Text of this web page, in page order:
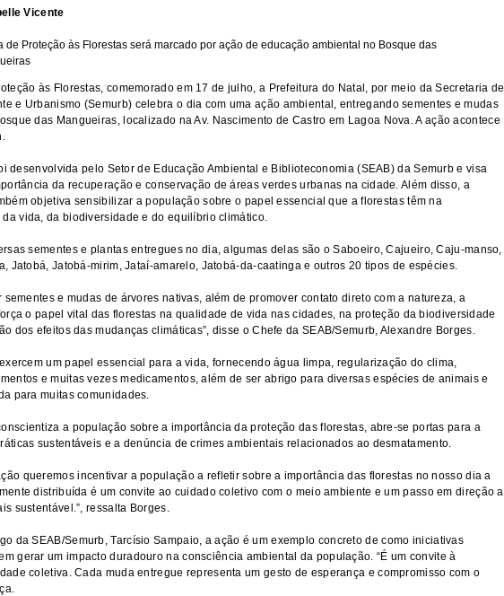
Vicente
às Florestas, comemorado em 17 de julho, a Prefeitura do Natal, por meio da Secretaria de
e Urbanismo (Semurb) celebra o dia com uma ação ambiental, entregando sementes e mudas
das Mangueiras, localizado na Av. Nascimento de Castro em Lagoa Nova. A ação acontece
desenvolvida pelo Setor de Educação Ambiental e Biblioteconomia (SEAB) da Semurb e visa
da recuperação e conservação de áreas verdes urbanas na cidade. Além disso, a
objetiva sensibilizar a população sobre o papel essencial que a florestas têm na
da vida, da biodiversidade e do equilíbrio climático.
sementes e plantas entregues no dia, algumas delas são o Saboeiro, Cajueiro, Caju-manso,
Jatobá, Jatobá-mirim, Jataí-amarelo, Jatobá-da-caatinga e outros 20 tipos de espécies.
sementes e mudas de árvores nativas, além de promover contato direto com a natureza, a
o papel vital das florestas na qualidade de vida nas cidades, na proteção da biodiversidade
dos efeitos das mudanças climáticas”, disse o Chefe da SEAB/Semurb, Alexandre Borges.
um papel essencial para a vida, fornecendo água limpa, regularização do clima,
e muitas vezes medicamentos, além de ser abrigo para diversas espécies de animais e
para muitas comunidades.
a população sobre a importância da proteção das florestas, abre-se portas para a
sustentáveis e a denúncia de crimes ambientais relacionados ao desmatamento.
queremos incentivar a população a refletir sobre a importância das florestas no nosso dia a
distribuída é um convite ao cuidado coletivo com o meio ambiente e um passo em direção a
sustentável.”, ressalta Borges.
da SEAB/Semurb, Tarcísio Sampaio, a ação é um exemplo concreto de como iniciativas
gerar um impacto duradouro na consciência ambiental da população. “É um convite à
coletiva. Cada muda entregue representa um gesto de esperança e compromisso com o